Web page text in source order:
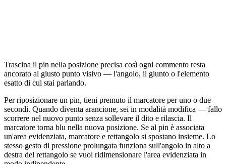
Trascina il pin nella posizione precisa così ogni commento resta
ancorato al giusto punto visivo — l'angolo, il giunto o l'elemento
esatto di cui stai parlando.
Per riposizionare un pin, tieni premuto il marcatore per uno o due
secondi. Quando diventa arancione, sei in modalità modifica — fallo
scorrere nel nuovo punto senza sollevare il dito e rilascia. Il
marcatore torna blu nella nuova posizione. Se al pin è associata
un'area evidenziata, marcatore e rettangolo si spostano insieme. Lo
stesso gesto di pressione prolungata funziona sull'angolo in alto a
destra del rettangolo se vuoi ridimensionare l'area evidenziata in